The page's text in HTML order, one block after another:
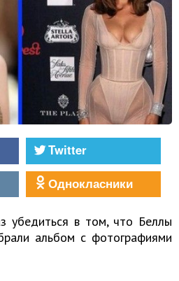
Twitter
Однокласники
убедиться в том, что Беллы
альбом с фотографиями